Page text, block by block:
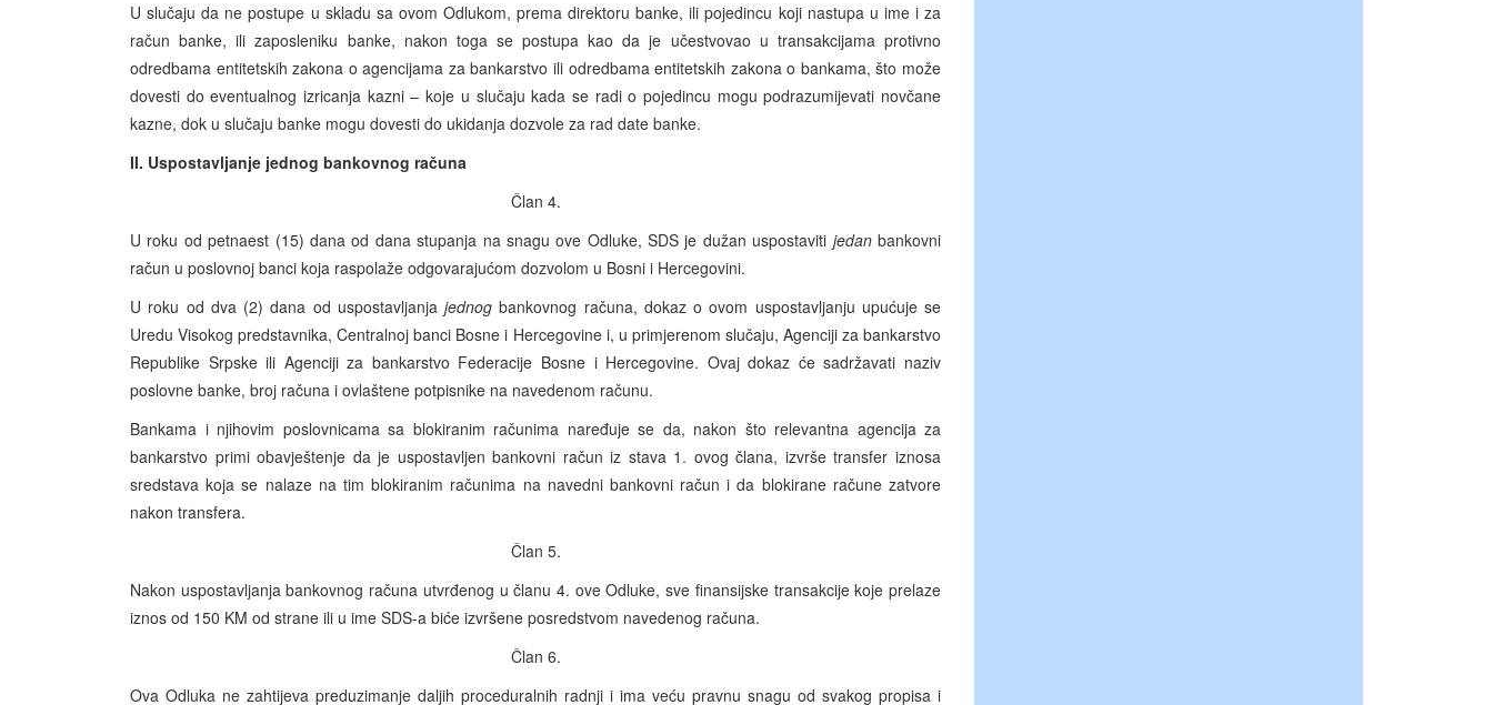
U slučaju da ne postupe u skladu sa ovom Odlukom, prema direktoru banke, ili pojedincu koji nastupa u ime i za
račun banke, ili zaposleniku banke, nakon toga se postupa kao da je učestvovao u transakcijama protivno
odredbama entitetskih zakona o agencijama za bankarstvo ili odredbama entitetskih zakona o bankama, što može
dovesti do eventualnog izricanja kazni – koje u slučaju kada se radi o pojedincu mogu podrazumijevati novčane
kazne, dok u slučaju banke mogu dovesti do ukidanja dozvole za rad date banke.
II. Uspostavljanje jednog bankovnog računa
Član 4.
U roku od petnaest (15) dana od dana stupanja na snagu ove Odluke, SDS je dužan uspostaviti jedanbankovni
račun u poslovnoj banci koja raspolaže odgovarajućom dozvolom u Bosni i Hercegovini.
U roku od dva (2) dana od uspostavljanja jednog bankovnog računa, dokaz o ovom uspostavljanju upućuje se
Uredu Visokog predstavnika, Centralnoj banci Bosne i Hercegovine i, u primjerenom slučaju, Agenciji za bankarstvo
Republike Srpske ili Agenciji za bankarstvo Federacije Bosne i Hercegovine. Ovaj dokaz će sadržavati naziv
poslovne banke, broj računa i ovlaštene potpisnike na navedenom računu.
Bankama i njihovim poslovnicama sa blokiranim računima naređuje se da, nakon što relevantna agencija za
bankarstvo primi obavještenje da je uspostavljen bankovni račun iz stava 1. ovog člana, izvrše transfer iznosa
sredstava koja se nalaze na tim blokiranim računima na navedni bankovni račun i da blokirane račune zatvore
nakon transfera.
Član 5.
Nakon uspostavljanja bankovnog računa utvrđenog u članu 4. ove Odluke, sve finansijske transakcije koje prelaze
iznos od 150 KM od strane ili u ime SDS-a biće izvršene posredstvom navedenog računa.
Član 6.
Ova Odluka ne zahtijeva preduzimanje daljih proceduralnih radnji i ima veću pravnu snagu od svakog propisa i